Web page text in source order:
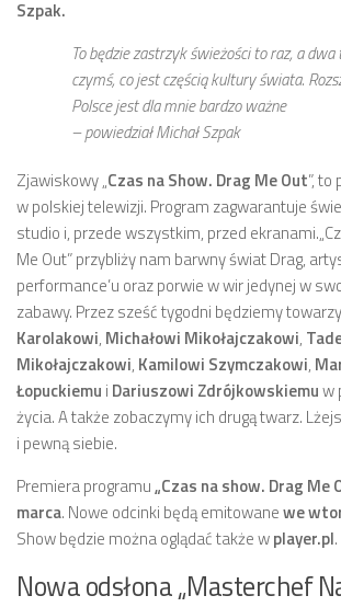
Szpak.
To będzie zastrzyk świeżości to raz, a
czymś, co jest częścią kultury świata.
Polsce jest dla mnie bardzo ważne
– powiedział Michał Szpak
Zjawiskowy „Czas na Show. Drag Me Out”,
w polskiej telewizji. Program zagwarantuje
studio i, przede wszystkim, przed
Me Out” przybliży nam barwny świat Drag,
performance’u oraz porwie w wir jedynej w
zabawy. Przez sześć tygodni będziemy
Karolakowi, Michałowi Mikołajczakowi,
Mikołajczakowi, Kamilowi Szymczakowi,
Łopuckiemu i Dariuszowi Zdrójkowskiemuw
życia. A także zobaczymy ich drugą twarz.
i pewną siebie.
Premiera programu„Czas na show. Drag Me
marca. Nowe odcinki będą emitowanewe
Show będzie można oglądać także wplayer.pl.
Nowa odsłona „Masterchef